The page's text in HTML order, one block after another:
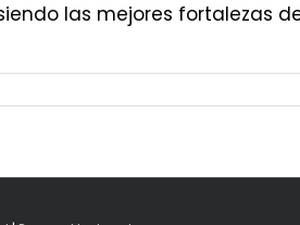
las mejores fortalezas de